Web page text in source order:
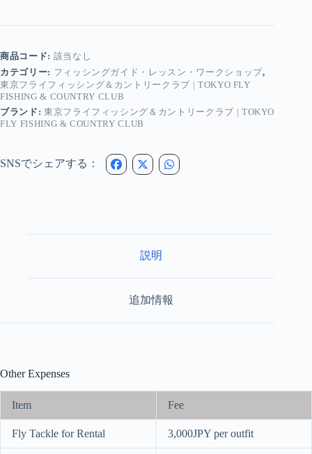
商品コード: 該当なし
カテゴリー: フィッシングガイド・レッスン・ワークショップ,
東京フライフィッシング＆カントリークラブ | TOKYO FLY
FISHING & COUNTRY CLUB
ブランド: 東京フライフィッシング＆カントリークラブ | TOKYO
FLY FISHING & COUNTRY CLUB
SNSでシェアする：
説明
追加情報
Other Expenses
Item Fee
Fly Tackle for Rental 3,000JPY per outfit